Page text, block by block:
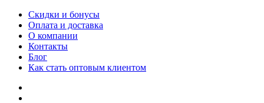
Скидки и бонусы
Оплата и доставка
О компании
Контакты
Блог
Как стать оптовым клиентом